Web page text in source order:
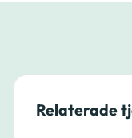
Relaterade